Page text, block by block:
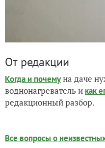
От редакции
Когда и почемуна даче
воднонагреватель и как
редакционный разбор.
Все вопросы о